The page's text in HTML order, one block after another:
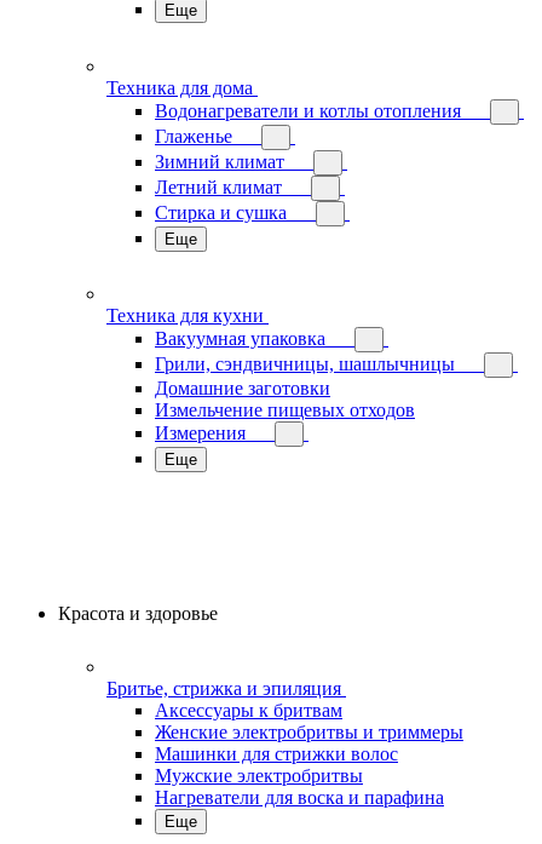
Еще
Техника для дома
Водонагреватели и котлы отопления
Глаженье
Зимний климат
Летний климат
Стирка и сушка
Еще
Техника для кухни
Вакуумная упаковка
Грили, сэндвичницы, шашлычницы
Домашние заготовки
Измельчение пищевых отходов
Измерения
Еще
Красота и здоровье
Бритье, стрижка и эпиляция
Аксессуары к бритвам
Женские электробритвы и триммеры
Машинки для стрижки волос
Мужские электробритвы
Нагреватели для воска и парафина
Еще